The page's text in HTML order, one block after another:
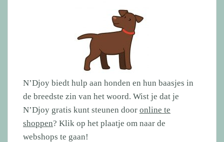
N’Djoy biedt hulp aan honden en hun baasjes in
de breedste zin van het woord. Wist je dat je
N’Djoy gratis kunt steunen door online te
shoppen? Klik op het plaatje om naar de
webshops te gaan!